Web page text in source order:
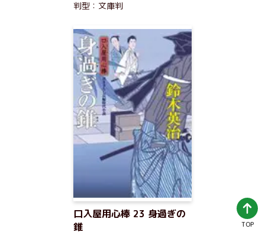
判型：文庫判
口入屋用心棒 23 身過ぎの
錐
TOP